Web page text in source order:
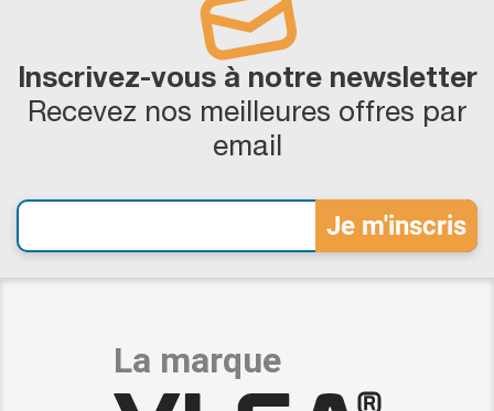
Inscrivez-vous à notre newsletter
Recevez nos meilleures offres par
email